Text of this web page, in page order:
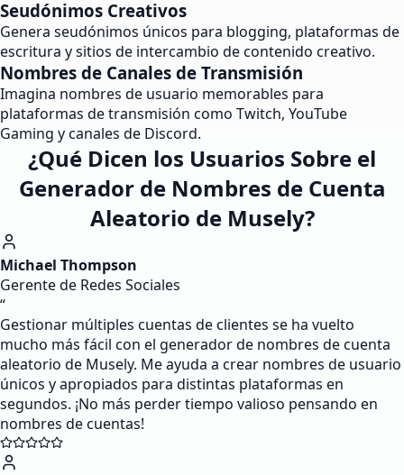
Seudónimos Creativos
Genera seudónimos únicos para blogging, plataformas de
escritura y sitios de intercambio de contenido creativo.
Nombres de Canales de Transmisión
Imagina nombres de usuario memorables para
plataformas de transmisión como Twitch, YouTube
Gaming y canales de Discord.
¿Qué Dicen los Usuarios Sobre el
Generador de Nombres de Cuenta
Aleatorio de Musely?
Michael Thompson
Gerente de Redes Sociales
“
Gestionar múltiples cuentas de clientes se ha vuelto
mucho más fácil con el generador de nombres de cuenta
aleatorio de Musely. Me ayuda a crear nombres de usuario
únicos y apropiados para distintas plataformas en
segundos. ¡No más perder tiempo valioso pensando en
nombres de cuentas!